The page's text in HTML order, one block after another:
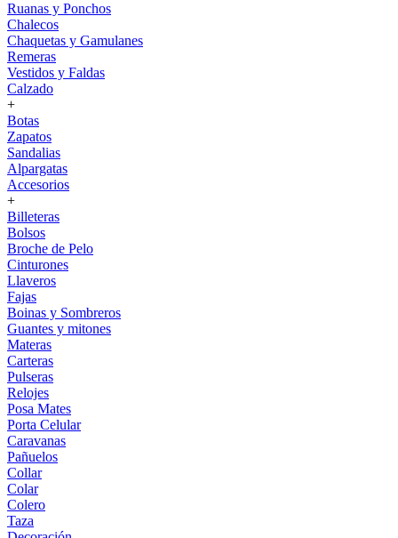
Ruanas y Ponchos
Chalecos
Chaquetas y Gamulanes
Remeras
Vestidos y Faldas
Calzado
+
Botas
Zapatos
Sandalias
Alpargatas
Accesorios
+
Billeteras
Bolsos
Broche de Pelo
Cinturones
Llaveros
Fajas
Boinas y Sombreros
Guantes y mitones
Materas
Carteras
Pulseras
Relojes
Posa Mates
Porta Celular
Caravanas
Pañuelos
Collar
Colar
Colero
Taza